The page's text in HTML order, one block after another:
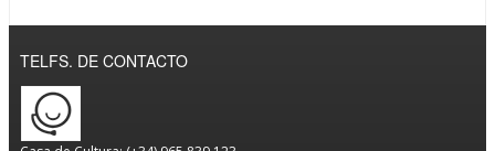
TELFS. DE CONTACTO